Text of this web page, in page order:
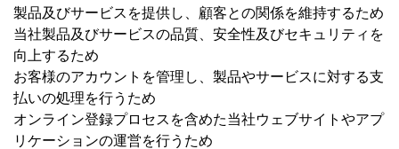
製品及びサービスを提供し、顧客との関係を維持するため
当社製品及びサービスの品質、安全性及びセキュリティを
向上するため
お客様のアカウントを管理し、製品やサービスに対する支
払いの処理を行うため
オンライン登録プロセスを含めた当社ウェブサイトやアプ
リケーションの運営を行うため